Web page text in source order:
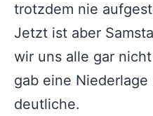
trotzdem nie
Jetzt ist aber
wir uns alle gar
gab eine
deutliche.